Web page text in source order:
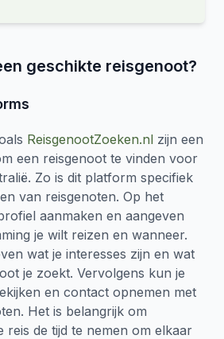
geschikte reisgenoot?
ReisgenootZoeken.nl zijn een
een reisgenoot te vinden voor
Zo is dit platform specifiek
van reisgenoten. Op het
aanmaken en aangeven
je wilt reizen en wanneer.
wat je interesses zijn en wat
je zoekt. Vervolgens kun je
en contact opnemen met
Het is belangrijk om
reis de tijd te nemen om elkaar